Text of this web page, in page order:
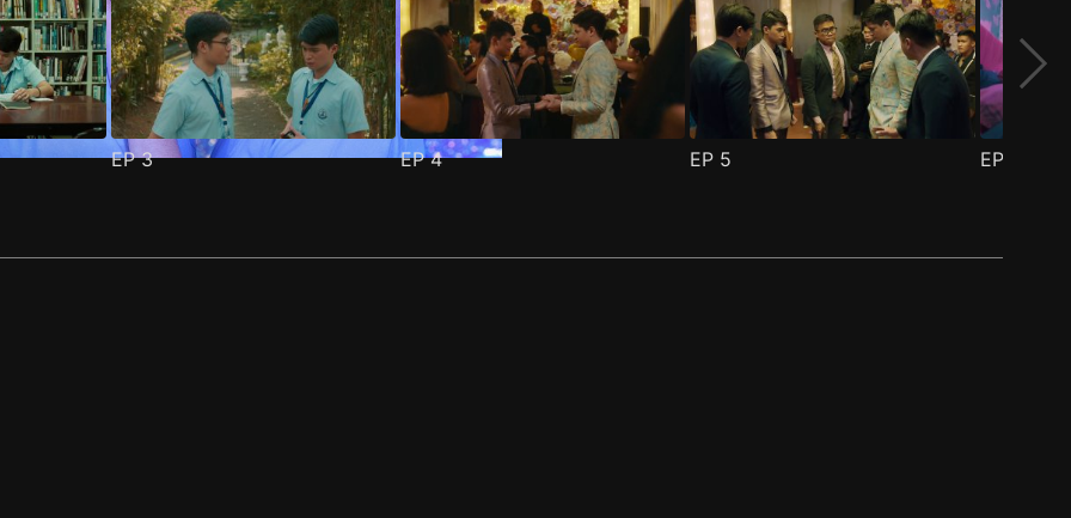
EP3 EP4 EP 5 EP